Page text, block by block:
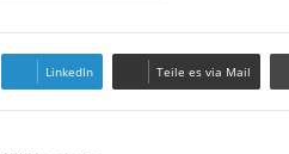
LinkedIn Teile es via Mail